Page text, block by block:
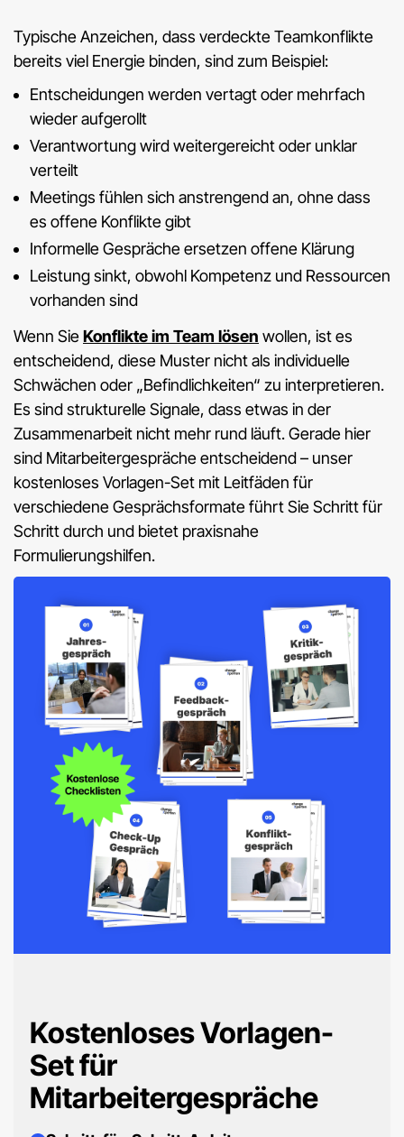
Typische Anzeichen, dass verdeckte Teamkonflikte
bereits viel Energie binden, sind zum Beispiel:
Entscheidungen werden vertagt oder mehrfach
wieder aufgerollt
Verantwortung wird weitergereicht oder unklar
verteilt
Meetings fühlen sich anstrengend an, ohne dass
es offene Konflikte gibt
Informelle Gespräche ersetzen offene Klärung
Leistung sinkt, obwohl Kompetenz und Ressourcen
vorhanden sind
Wenn SieKonflikte im Team lösen wollen, ist es
entscheidend, diese Muster nicht als individuelle
Schwächen oder „Befindlichkeiten“ zu interpretieren.
Es sind strukturelle Signale, dass etwas in der
Zusammenarbeit nicht mehr rund läuft. Gerade hier
sind Mitarbeitergespräche entscheidend – unser
kostenloses Vorlagen-Set mit Leitfäden für
verschiedene Gesprächsformate führt Sie Schritt für
Schritt durch und bietet praxisnahe
Formulierungshilfen.
Kostenloses Vorlagen-
Set für
Mitarbeitergespräche